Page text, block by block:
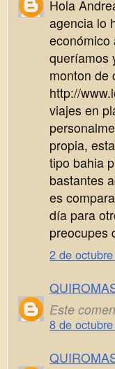
Hola
agencia lo
económico
queríamos
monton de
http://
viajes en
propia,
tipo bahia
bastantes
es
día para
preocupes
2 de
Este
8 de